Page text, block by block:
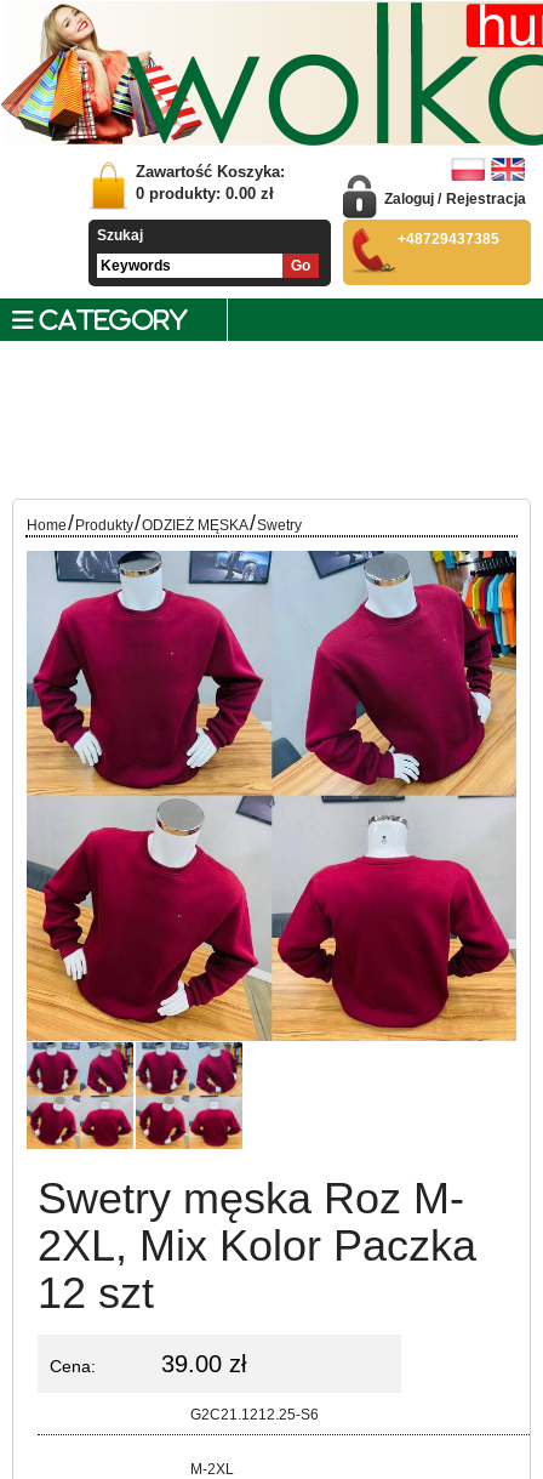
Zawartość Koszyka:
0 produkty: 0.00 zł
Szukaj
Zaloguj / Rejestracja
+48729437385
CATEGORY
Home/ Produkty/ODZIEŻ MĘSKA/Swetry
Swetry męska Roz M-
2XL, Mix Kolor Paczka
12 szt
Cena: 39.00 zł
G2C21.1212.25-S6
M-2XL